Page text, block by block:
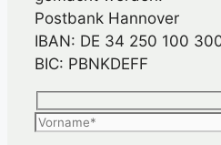
Postbank Hannover
IBAN: DE 34 250 100
BIC: PBNKDEFF